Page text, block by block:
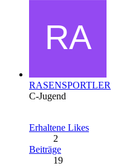
RASENSPORTLER
C-Jugend
Erhaltene Likes
2
Beiträge
19